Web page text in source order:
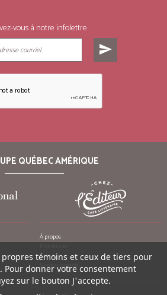
vous à notre infolettre
send
QUÉBEC AMÉRIQUE
À propos
Crédits
Remerciements
témoins et ceux de tiers pour
Pour donner votre consentement
sur le bouton J'accepte.